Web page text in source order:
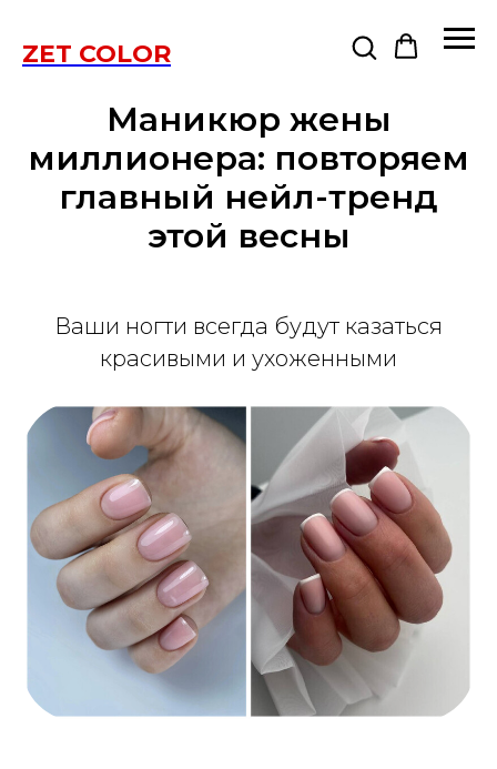
ZET COLOR
Маникюр жены
миллионера: повторяем
главный нейл-тренд
этой весны
Ваши ногти всегда будут казаться
красивыми и ухоженными